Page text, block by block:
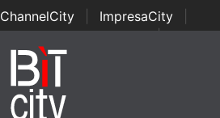
ChannelCity ImpresaCity
Italian Channel Awards | Italian
Italian Security Awards